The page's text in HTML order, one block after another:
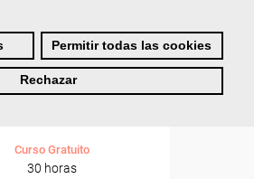
Permitir todas las cookies
Rechazar
Grupo Femxa
y normativa
con el diálogo
Curso Gratuito
30 horas